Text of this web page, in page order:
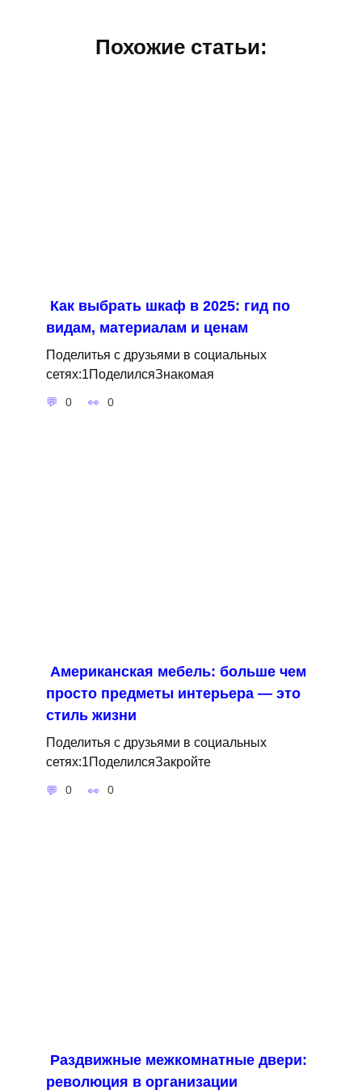
Похожие статьи:
Как выбрать шкаф в 2025: гид по
видам, материалам и ценам
Поделитья с друзьями в социальных
сетях:1ПоделилсяЗнакомая
0 0
Американская мебель: больше чем
просто предметы интерьера — это
стиль жизни
Поделитья с друзьями в социальных
сетях:1ПоделилсяЗакройте
0 0
Раздвижные межкомнатные двери:
революция в организации